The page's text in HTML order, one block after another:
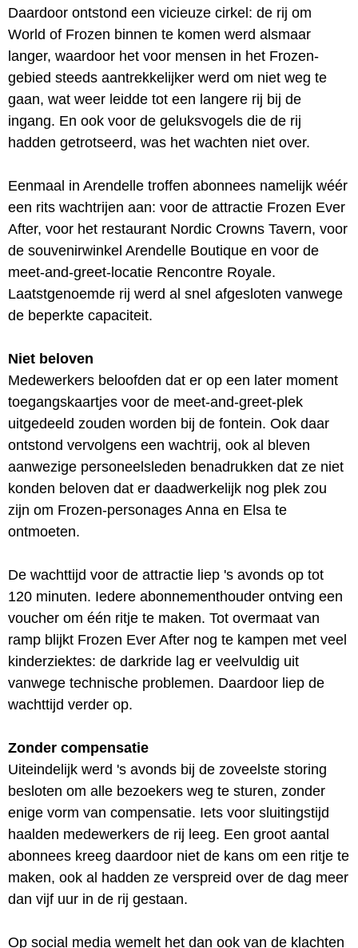
Daardoor ontstond een vicieuze cirkel: de rij om
World of Frozen binnen te komen werd alsmaar
langer, waardoor het voor mensen in het Frozen-
gebied steeds aantrekkelijker werd om niet weg te
gaan, wat weer leidde tot een langere rij bij de
ingang. En ook voor de geluksvogels die de rij
hadden getrotseerd, was het wachten niet over.
Eenmaal in Arendelle troffen abonnees namelijk wéér
een rits wachtrijen aan: voor de attractie Frozen Ever
After, voor het restaurant Nordic Crowns Tavern, voor
de souvenirwinkel Arendelle Boutique en voor de
meet-and-greet-locatie Rencontre Royale.
Laatstgenoemde rij werd al snel afgesloten vanwege
de beperkte capaciteit.
Niet beloven
Medewerkers beloofden dat er op een later moment
toegangskaartjes voor de meet-and-greet-plek
uitgedeeld zouden worden bij de fontein. Ook daar
ontstond vervolgens een wachtrij, ook al bleven
aanwezige personeelsleden benadrukken dat ze niet
konden beloven dat er daadwerkelijk nog plek zou
zijn om Frozen-personages Anna en Elsa te
ontmoeten.
De wachttijd voor de attractie liep 's avonds op tot
120 minuten. Iedere abonnementhouder ontving een
voucher om één ritje te maken. Tot overmaat van
ramp blijkt Frozen Ever After nog te kampen met veel
kinderziektes: de darkride lag er veelvuldig uit
vanwege technische problemen. Daardoor liep de
wachttijd verder op.
Zonder compensatie
Uiteindelijk werd 's avonds bij de zoveelste storing
besloten om alle bezoekers weg te sturen, zonder
enige vorm van compensatie. Iets voor sluitingstijd
haalden medewerkers de rij leeg. Een groot aantal
abonnees kreeg daardoor niet de kans om een ritje te
maken, ook al hadden ze verspreid over de dag meer
dan vijf uur in de rij gestaan.
Op social media wemelt het dan ook van de klachten